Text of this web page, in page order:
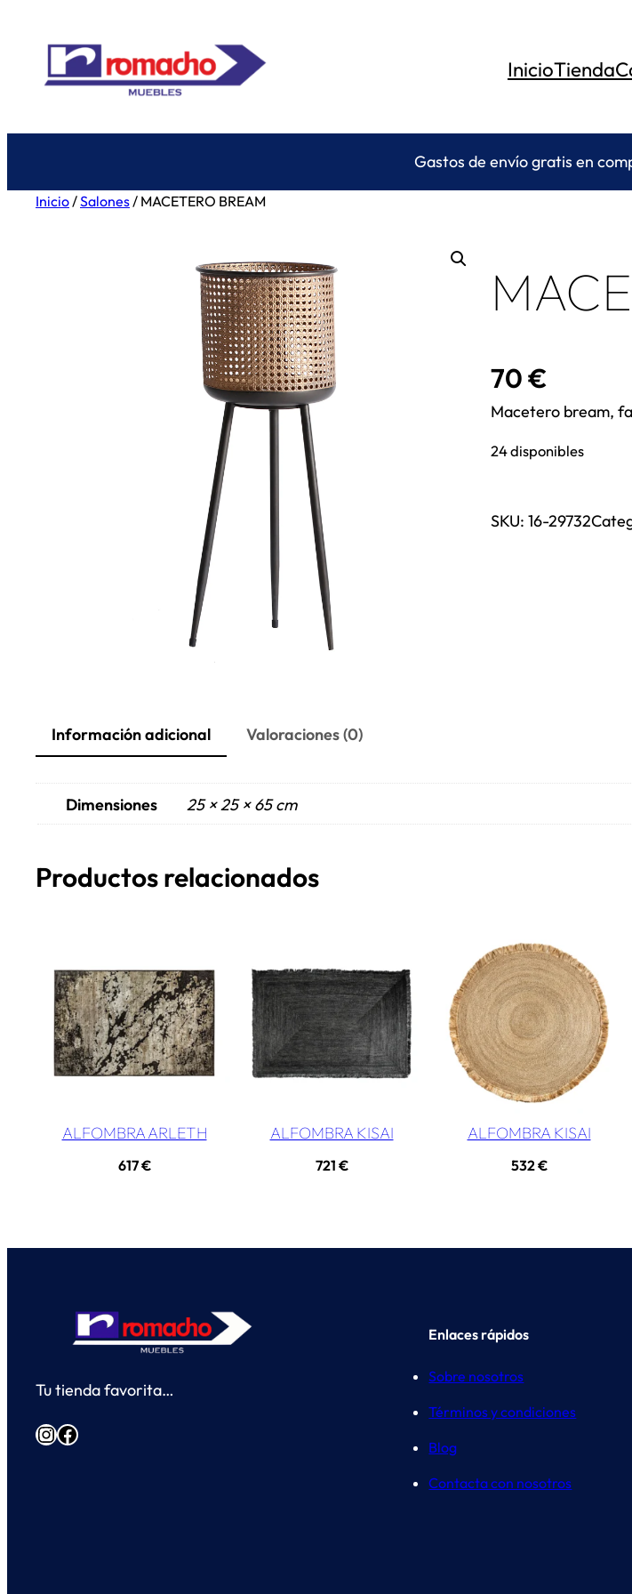
contenido
InicioTienda
Gastos de envío gratis en
Inicio /Salones / MACETERO BREAM
70€
Macetero bream,
24 disponibles
SKU: 16-29732
Información adicional Valoraciones (0)
Dimensiones 25 × 25 × 65 cm
Productos relacionados
ALFOMBRA ARLETH
617€
ALFOMBRA KISAI
721 €
ALFOMBRA KISAI
532€
Tu tienda favorita…
InstagramFacebook
Enlaces rápidos
Sobre nosotros
Términos y condiciones
Blog
Contacta con nosotros